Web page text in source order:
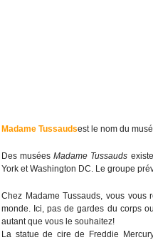
Madame Tussaudsest le nom du
Des muséesMadame Tussauds
York et Washington DC. Le groupe
Chez Madame Tussauds, vous
monde. Ici, pas de gardes du corps
autant que vous le souhaitez!
La statue de cire de Freddie